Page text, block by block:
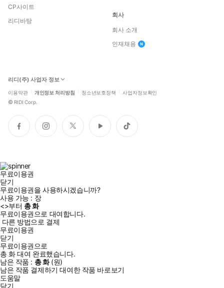
CP사이트
리디바탕
회사
회사 소개
인재채용
리디(주) 사업자 정보
이용약관 개인정보 처리방침 청소년보호정책 사업자정보확인
© RIDI Corp.
페
이
인
스
트
위
유
튜
틱
톡
무료이용권
닫기
무료이용권을 사용하시겠습니까?
사용 가능 : 장
<>부터 총화
무료이용권으로 대여합니다.
다른 방법으로 결제
무료이용권
닫기
무료이용권으로
총 화대여 완료했습니다.
남은 작품 : 총화(원)
남은 작품 결제하기 대여한 작품 바로보기
도움말
닫기